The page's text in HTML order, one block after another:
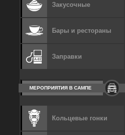
Закусочные
Бары и рестораны
Заправки
МЕРОПРИЯТИЯ В САМПЕ
Кольцевые гонки